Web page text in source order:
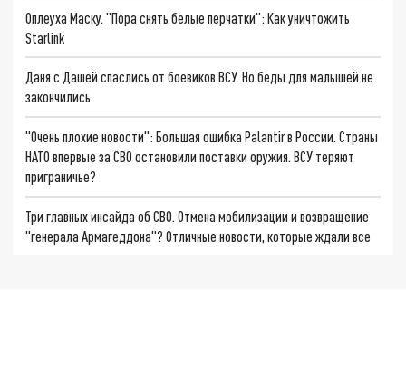
Оплеуха Маску. "Пора снять белые перчатки": Как уничтожить
Starlink
Даня с Дашей спаслись от боевиков ВСУ. Но беды для малышей не
закончились
"Очень плохие новости": Большая ошибка Palantir в России. Страны
НАТО впервые за СВО остановили поставки оружия. ВСУ теряют
приграничье?
Три главных инсайда об СВО. Отмена мобилизации и возвращение
"генерала Армагеддона"? Отличные новости, которые ждали все